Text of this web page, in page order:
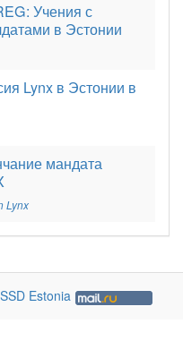
Учения с
в Эстонии
Lynx в Эстонии в
мандата
Lynx
Estonia